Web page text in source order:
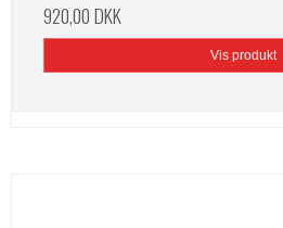
920,00 DKK
Vis produkt